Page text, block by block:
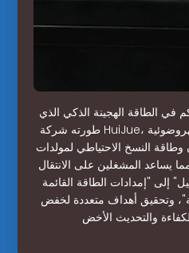
في الطاقة الهجينة الذكي الذي
طورته شركة HuiJue، والذي يدمج توليد الطاقة الكهروضوئية
وطاقة النسخ الاحتياطي لمولدات
يساعد المشغلين على الانتقال
إلى "إمدادات الطاقة القائمة
وتحقيق أهداف متعددة لخفض
والتحديث الأخض